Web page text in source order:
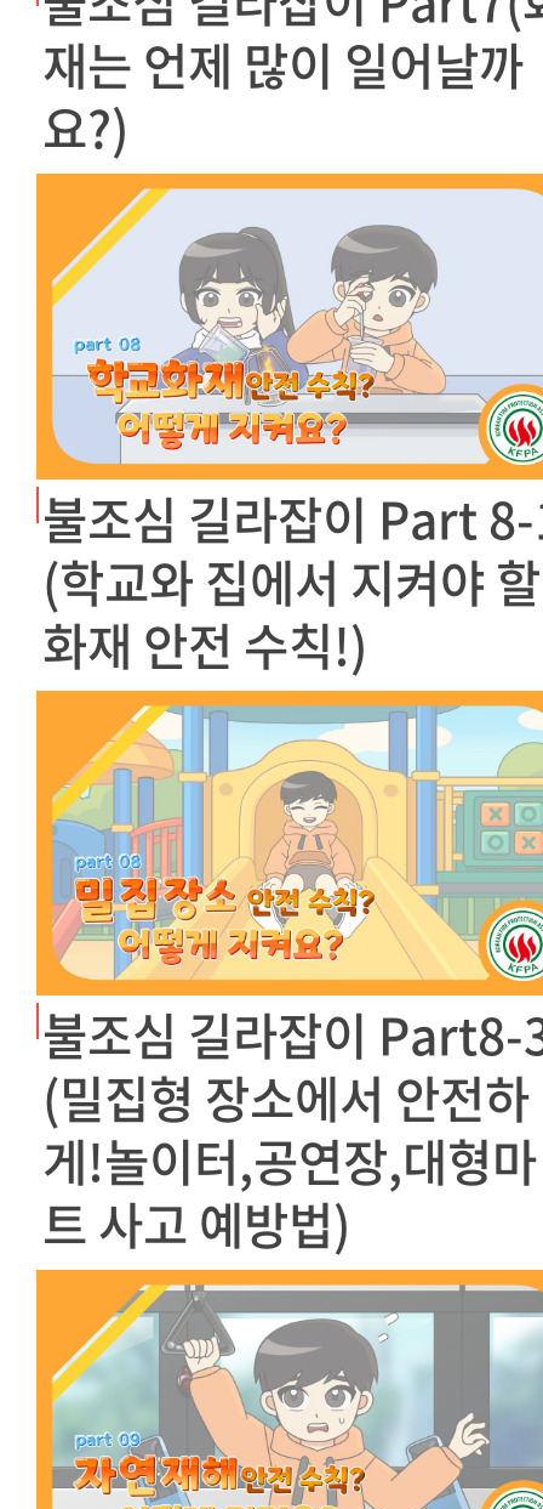
재는 언제 많이 일어날까
요?)
불조심 길라잡이 Part
(학교와 집에서 지켜야 할
화재 안전 수칙!)
불조심 길라잡이 Part8-
(밀집형 장소에서 안전하
게!놀이터,공연장,대형마
트 사고 예방법)